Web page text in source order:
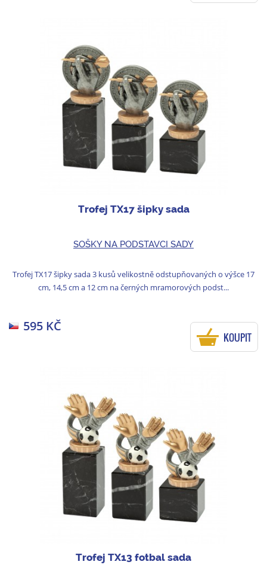
Trofej TX17 šipky sada
SOŠKY NA PODSTAVCI SADY
Trofej TX17 šipky sada 3 kusů velikostně odstupňovaných o výšce 17
cm, 14,5 cm a 12 cm na černých mramorových podst...
595 KČ
KOUPIT
Trofej TX13 fotbal sada